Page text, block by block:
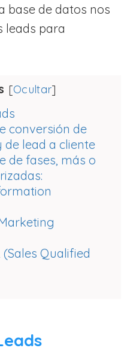
base de datos nos
leads para
[Ocultar]
conversión de
de lead a cliente
de fases, más o
(Sales Qualified